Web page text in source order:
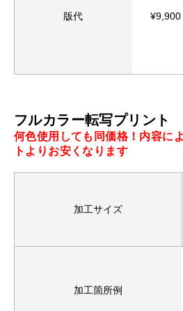
版代 ¥9,900
フルカラー転写プリン
何色使用しても同価格！内容に
トよりお安くなります
加工サイズ
加工箇所例